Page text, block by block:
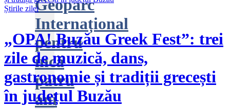
Geoparc
Internațional
pentru
încă
patru
ani
Știrile zilei
„OPA! Buzău Greek Fest”: trei
zile de muzică, dans,
gastronomie și tradiții grecești
în județul Buzău